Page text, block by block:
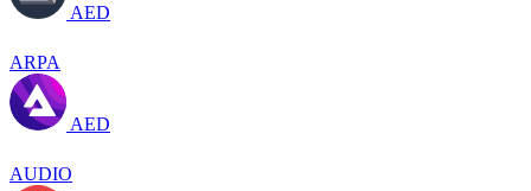
AED
ARPA
AED
AUDIO